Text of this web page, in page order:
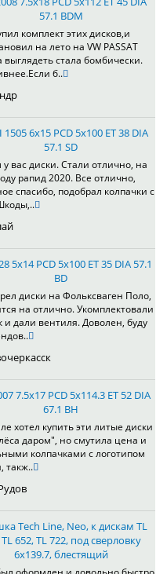
57.1 BDM
комплект этих дисков,и
на лето на VW PASSAT
стала бомбически.
б..
1505 6x15 PCD 5x100 ET 38 DIA
57.1 SD
у вас диски. Стали отлично, на
рапид 2020. Все отлично,
спасибо, подобрал колпачки с
5x14 PCD 5x100 ET 35 DIA 57.1
BD
диски на Фольксваген Поло,
на отлично. Укомплектовали
и дали вентиля. Доволен, буду
7.5x17 PCD 5x114.3 ET 52 DIA
67.1 BH
хотел купить эти литые диски
даром", но смутила цена и
колпачками с логотипом
такж..
Tech Line, Neo, к дискам TL
652, TL 722, под сверловку
6х139.7, блестящий